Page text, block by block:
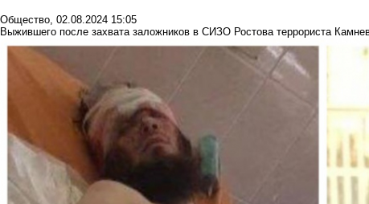
Общество, 02.08.2024 15:05
Выжившего после захвата заложников в СИЗО Ростова террориста